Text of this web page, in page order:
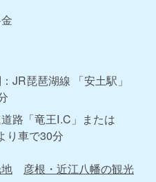
JR琵琶湖線 「安土駅」
路「竜王Ⅰ.C」または
り車で30分
彦根・近江八幡の観光